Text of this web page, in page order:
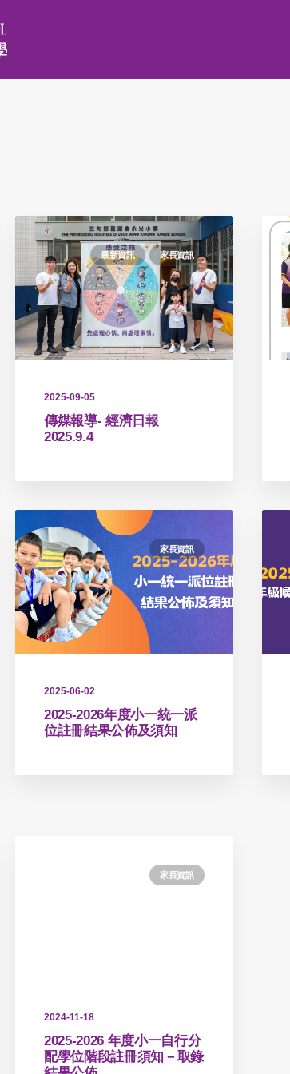
最新資訊 家長資訊
2025-09-05
傳媒報導- 經濟日報
2025.9.4
家長資訊
2025-06-02
2025-2026年度小一統一派
位註冊結果公佈及須知
家長資訊
2024-11-18
2025-2026 年度小一自行分
配學位階段註冊須知－取錄